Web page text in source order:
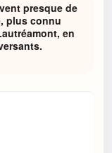
presque de
plus connu
en